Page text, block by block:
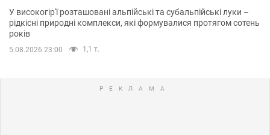
У високогір'ї розташовані альпійські та субальпійські луки –
рідкісні природні комплекси, які формувалися протягом сотень
років
5.08.2026 23:00 1,1 т.